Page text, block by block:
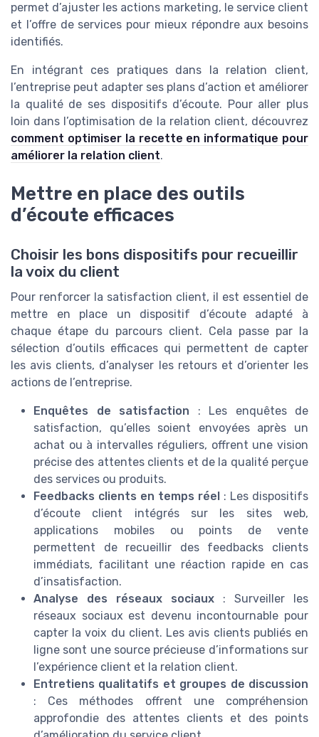
permet d’ajuster les actions marketing, le service client
et l’offre de services pour mieux répondre aux besoins
identifiés.
En intégrant ces pratiques dans la relation client,
l’entreprise peut adapter ses plans d’action et améliorer
la qualité de ses dispositifs d’écoute. Pour aller plus
loin dans l’optimisation de la relation client, découvrez
comment optimiser la recette en informatique pour
améliorer la relation client.
Mettre en place des outils
d’écoute efficaces
Choisir les bons dispositifs pour recueillir
la voix du client
Pour renforcer la satisfaction client, il est essentiel de
mettre en place un dispositif d’écoute adapté à
chaque étape du parcours client. Cela passe par la
sélection d’outils efficaces qui permettent de capter
les avis clients, d’analyser les retours et d’orienter les
actions de l’entreprise.
Enquêtes de satisfaction : Les enquêtes de
satisfaction, qu’elles soient envoyées après un
achat ou à intervalles réguliers, offrent une vision
précise des attentes clients et de la qualité perçue
des services ou produits.
Feedbacks clients en temps réel : Les dispositifs
d’écoute client intégrés sur les sites web,
applications mobiles ou points de vente
permettent de recueillir des feedbacks clients
immédiats, facilitant une réaction rapide en cas
d’insatisfaction.
Analyse des réseaux sociaux : Surveiller les
réseaux sociaux est devenu incontournable pour
capter la voix du client. Les avis clients publiés en
ligne sont une source précieuse d’informations sur
l’expérience client et la relation client.
Entretiens qualitatifs et groupes de discussion
: Ces méthodes offrent une compréhension
approfondie des attentes clients et des points